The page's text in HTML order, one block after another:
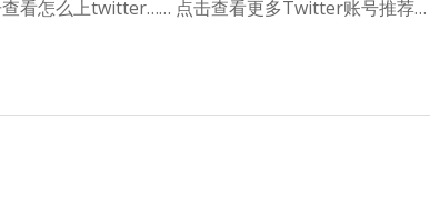
看怎么上twitter…… 点击查看更多Twitter账号推荐…